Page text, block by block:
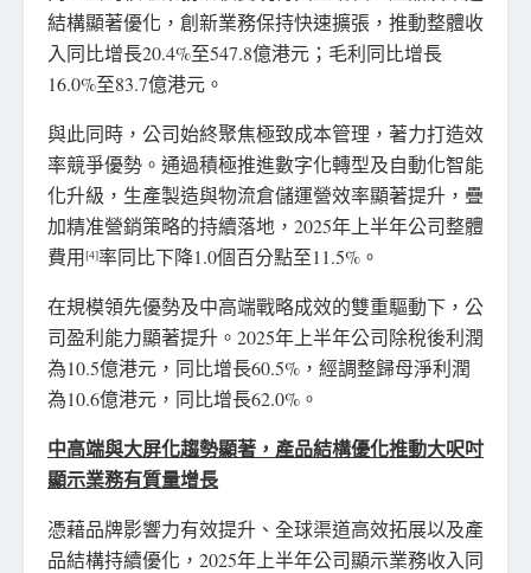
結構顯著優化，創新業務保持快速擴張，推動整體收
入同比增長20.4%至547.8億港元；毛利同比增長
16.0%至83.7億港元。
與此同時，公司始終聚焦極致成本管理，著力打造效
率競爭優勢。通過積極推進數字化轉型及自動化智能
化升級，生產製造與物流倉儲運營效率顯著提升，疊
加精准營銷策略的持續落地，2025年上半年公司整體
費用[4]率同比下降1.0個百分點至11.5%。
在規模領先優勢及中高端戰略成效的雙重驅動下，公
司盈利能力顯著提升。2025年上半年公司除稅後利潤
為10.5億港元，同比增長60.5%，經調整歸母淨利潤
為10.6億港元，同比增長62.0%。
中高端與大屏化趨勢顯著，產品結構優化推動大呎吋
顯示業務有質量增長
憑藉品牌影響力有效提升、全球渠道高效拓展以及產
品結構持續優化，2025年上半年公司顯示業務收入同